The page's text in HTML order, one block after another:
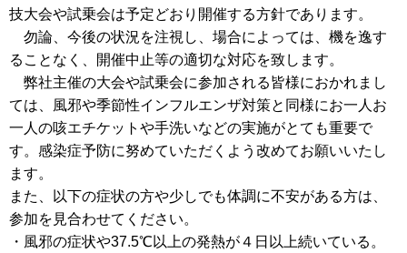
技大会や試乗会は予定どおり開催する方針であります。
勿論、今後の状況を注視し、場合によっては、機を逸す
ることなく、開催中止等の適切な対応を致します。
弊社主催の大会や試乗会に参加される皆様におかれまし
ては、風邪や季節性インフルエンザ対策と同様にお一人お
一人の咳エチケットや手洗いなどの実施がとても重要で
す。感染症予防に努めていただくよう改めてお願いいたし
ます。
また、以下の症状の方や少しでも体調に不安がある方は、
参加を見合わせてください。
・風邪の症状や37.5℃以上の発熱が４日以上続いている。